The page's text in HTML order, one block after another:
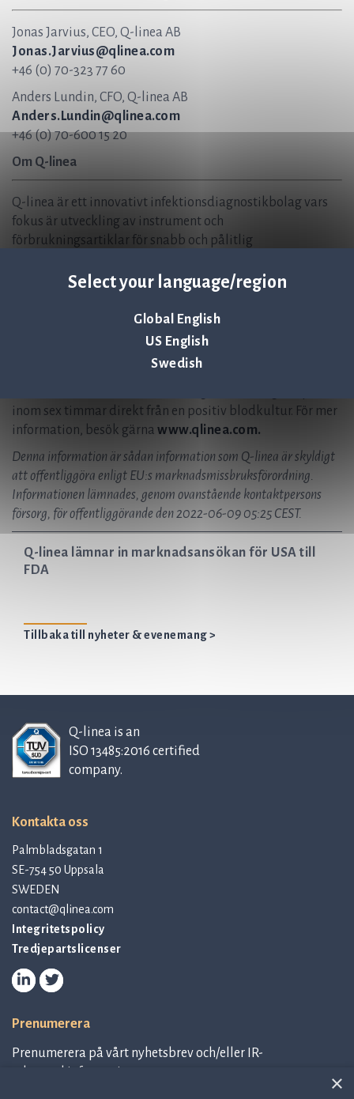
Select your language/region
Global English
US English
Swedish
Jonas Jarvius, CEO, Q-linea AB
Jonas.Jarvius@qlinea.com
+46 (0) 70-323 77 60
Anders Lundin, CFO, Q-linea AB
Anders.Lundin@qlinea.com
+46 (0) 70-600 15 20
Om Q-linea
Q-linea är ett innovativt infektionsdiagnostikbolag vars
fokus är utveckling av instrument och
förbrukningsartiklar för snabb och pålitlig
liv genom att säkerställa att antibiotika fortfarande är en
utvecklar och levererar lösningar för vårdgivare som på
kortast möjliga tid kan diagnostisera och behandla
infektionssjukdomar. Bolagets ledande produkt ASTar® är
inom sex timmar direkt från en positiv blodkultur. För mer
information, besök gärna www.qlinea.com.
Denna information är sådan information som Q-linea är skyldigt
att offentliggöra enligt EU:s marknadsmissbruksförordning.
Informationen lämnades, genom ovanstående kontaktpersons
försorg, för offentliggörande den 2022-06-09 05:25 CEST.
Q-linea lämnar in marknadsansökan för USA till
FDA
Tillbaka till nyheter & evenemang >
Q-linea is an
ISO 13485:2016 certified
company.
Kontakta oss
Palmbladsgatan 1
SE-754 50 Uppsala
SWEDEN
contact@qlinea.com
Integritetspolicy
Tredjepartslicenser
Prenumerera
Prenumerera på vårt nyhetsbrev och/eller IR-
relaterad information.
×